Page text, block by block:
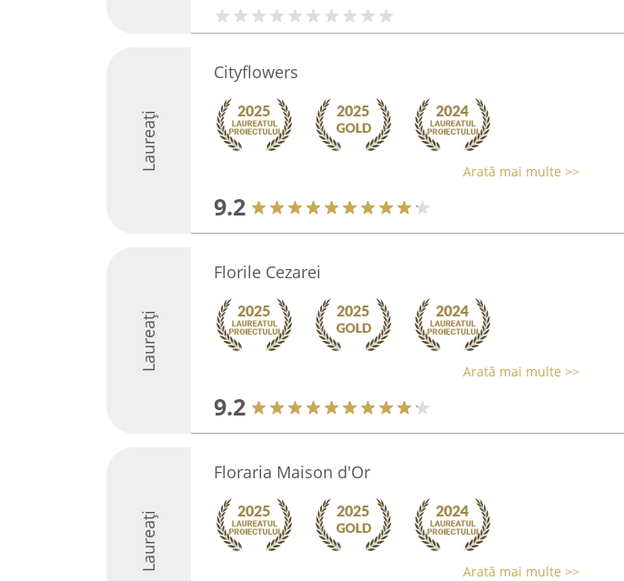
Laureați
Cityflowers
Arată mai multe >>
9.2
Laureați
Florile Cezarei
Arată mai multe >>
9.2
Laureați
Floraria Maison d'Or
Arată mai multe >>